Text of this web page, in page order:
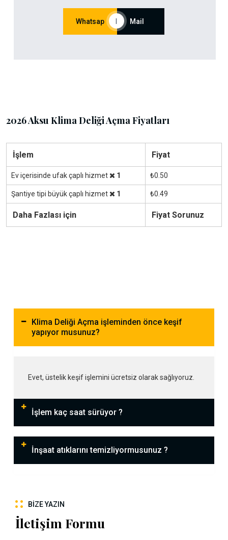
Whatsap | Mail
2026 Aksu Klima Deliği Açma Fiyatları
İşlem Fiyat
Ev içerisinde ufak çaplı hizmet 1 ₺0.50
Şantiye tipi büyük çaplı hizmet 1 ₺0.49
Daha Fazlası için Fiyat Sorunuz
Klima Deliği Açma işleminden önce keşif
yapıyor musunuz?
Evet, üstelik keşif işlemini ücretsiz olarak sağlıyoruz.
İşlem kaç saat sürüyor ?
İnşaat atıklarını temizliyormusunuz ?
BIZE YAZIN
İletişim Formu